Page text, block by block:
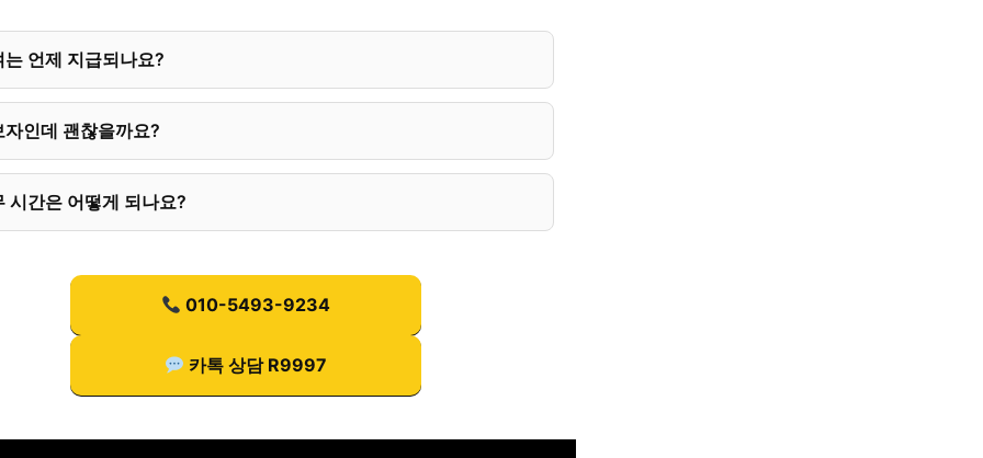
는 언제 지급되나요?
자인데 괜찮을까요?
시간은 어떻게 되나요?
010-5493-9234
카톡 상담 R9997